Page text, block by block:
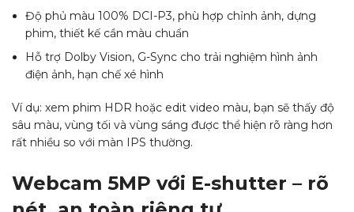
Độ phủ màu 100% DCI-P3, phù hợp chỉnh ảnh, dựng
phim, thiết kế cần màu chuẩn
Hỗ trợ Dolby Vision, G-Sync cho trải nghiệm hình ảnh
điện ảnh, hạn chế xé hình
Ví dụ: xem phim HDR hoặc edit video màu, bạn sẽ thấy độ
sâu màu, vùng tối và vùng sáng được thể hiện rõ ràng hơn
rất nhiều so với màn IPS thường.
Webcam 5MP với E-shutter – rõ